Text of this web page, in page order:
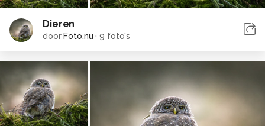
Dieren
door Foto.nu ·9 foto's